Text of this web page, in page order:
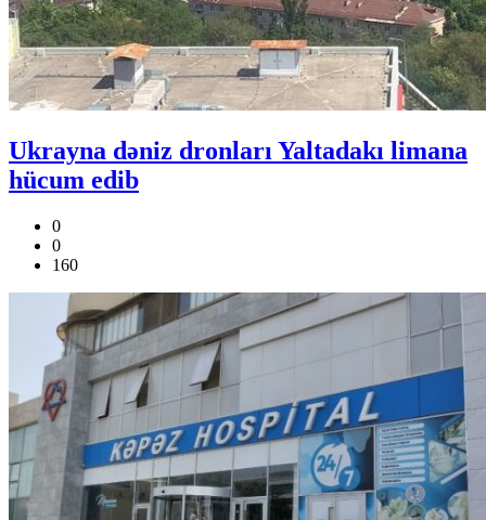
Ukrayna dəniz dronları Yaltadakı limana
hücum edib
0
0
160